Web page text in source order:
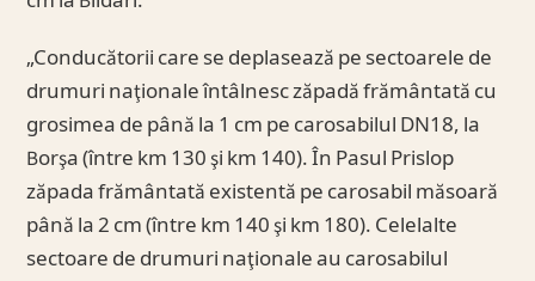
„Conducătorii care se deplasează pe sectoarele de
drumuri naţionale întâlnesc zăpadă frământată cu
grosimea de până la 1 cm pe carosabilul DN18, la
Borşa (între km 130 şi km 140). În Pasul Prislop
zăpada frământată existentă pe carosabil măsoară
până la 2 cm (între km 140 şi km 180). Celelalte
sectoare de drumuri naţionale au carosabilul